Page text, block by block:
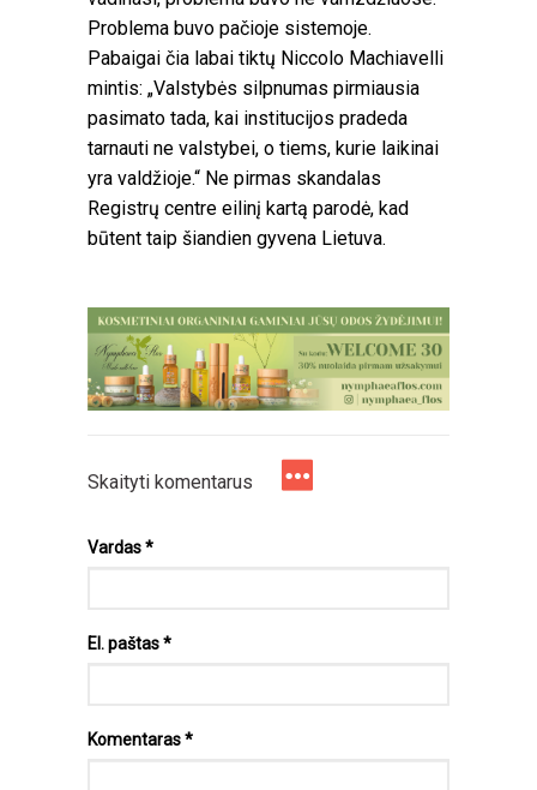
Problema buvo pačioje sistemoje.
Pabaigai čia labai tiktų Niccolo Machiavelli
mintis: „Valstybės silpnumas pirmiausia
pasimato tada, kai institucijos pradeda
tarnauti ne valstybei, o tiems, kurie laikinai
yra valdžioje.“ Ne pirmas skandalas
Registrų centre eilinį kartą parodė, kad
būtent taip šiandien gyvena Lietuva.
Skaityti komentarus
Vardas*
El. paštas*
Komentaras*